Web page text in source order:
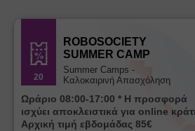
20
ROBOSOCIETY
SUMMER CAMP
Summer Camps -
Καλοκαιρινή Απασχόληση
Ωράριο 08:00-17:00 * Η προσφορά
ισχύει αποκλειστικά για online
Αρχική τιμή εβδομάδας 85€